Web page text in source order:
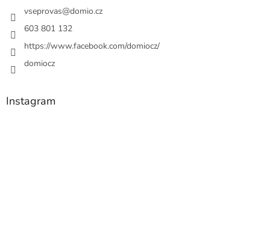
vseprovas@domio.cz
603 801 132
https://www.facebook.com/domiocz/
domiocz
Instagram